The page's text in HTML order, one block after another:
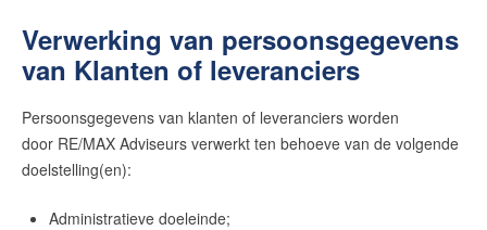
Verwerking van persoonsgegevens
van Klanten of leveranciers
Persoonsgegevens van klanten of leveranciers worden
door RE/MAX Adviseurs verwerkt ten behoeve van de volgende
doelstelling(en):
Administratieve doeleinde;